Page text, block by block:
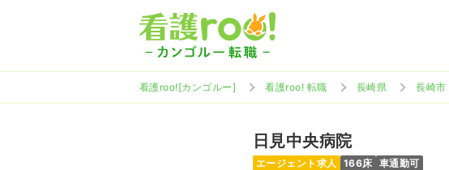
看護roo![カンゴルー] 看護roo! 転職 長崎県 長崎市
日見中央病院
エージェント求人 166床 車通勤可